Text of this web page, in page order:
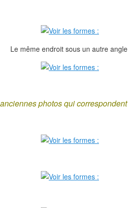
Le même endroit sous un autre
photos qui